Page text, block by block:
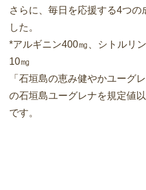
さらに、毎日を応援する4つの
した。
*アルギニン400㎎、シトルリ
10㎎
「石垣島の恵み健やかユーグ
の石垣島ユーグレナを規定値
です。